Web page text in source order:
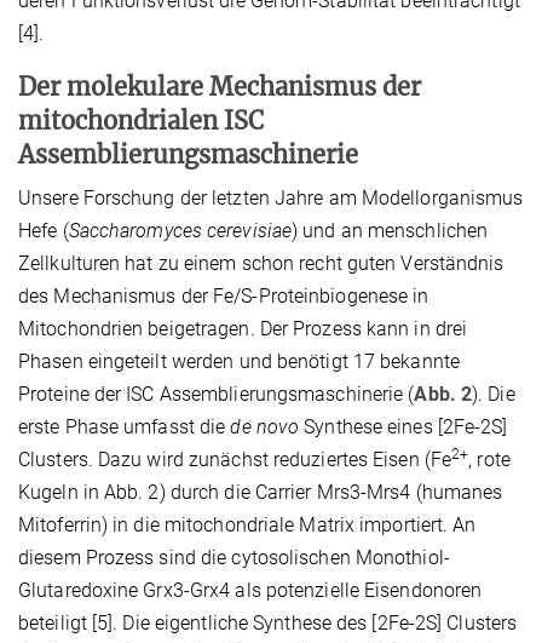
[4].
Der molekulare Mechanismus der
mitochondrialen ISC
Assemblierungsmaschinerie
Unsere Forschung der letzten Jahre am Modellorganismus
Hefe (Saccharomyces cerevisiae) und an menschlichen
Zellkulturen hat zu einem schon recht guten Verständnis
des Mechanismus der Fe/S-Proteinbiogenese in
Mitochondrien beigetragen. Der Prozess kann in drei
Phasen eingeteilt werden und benötigt 17 bekannte
Proteine der ISC Assemblierungsmaschinerie (Abb. 2). Die
erste Phase umfasst diede novo Synthese eines [2Fe-2S]
Clusters. Dazu wird zunächst reduziertes Eisen (Fe2+, rote
Kugeln in Abb. 2) durch die Carrier Mrs3-Mrs4 (humanes
Mitoferrin) in die mitochondriale Matrix importiert. An
diesem Prozess sind die cytosolischen Monothiol-
Glutaredoxine Grx3-Grx4 als potenzielle Eisendonoren
beteiligt [5]. Die eigentliche Synthese des [2Fe-2S] Clusters